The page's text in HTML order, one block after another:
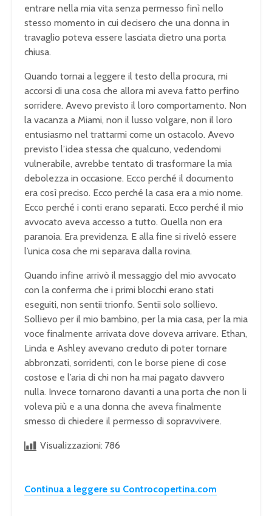
entrare nella mia vita senza permesso finì nello
stesso momento in cui decisero che una donna in
travaglio poteva essere lasciata dietro una porta
chiusa.
Quando tornai a leggere il testo della procura, mi
accorsi di una cosa che allora mi aveva fatto perfino
sorridere. Avevo previsto il loro comportamento. Non
la vacanza a Miami, non il lusso volgare, non il loro
entusiasmo nel trattarmi come un ostacolo. Avevo
previsto l’idea stessa che qualcuno, vedendomi
vulnerabile, avrebbe tentato di trasformare la mia
debolezza in occasione. Ecco perché il documento
era così preciso. Ecco perché la casa era a mio nome.
Ecco perché i conti erano separati. Ecco perché il mio
avvocato aveva accesso a tutto. Quella non era
paranoia. Era previdenza. E alla fine si rivelò essere
l’unica cosa che mi separava dalla rovina.
Quando infine arrivò il messaggio del mio avvocato
con la conferma che i primi blocchi erano stati
eseguiti, non sentii trionfo. Sentii solo sollievo.
Sollievo per il mio bambino, per la mia casa, per la mia
voce finalmente arrivata dove doveva arrivare. Ethan,
Linda e Ashley avevano creduto di poter tornare
abbronzati, sorridenti, con le borse piene di cose
costose e l’aria di chi non ha mai pagato davvero
nulla. Invece tornarono davanti a una porta che non li
voleva più e a una donna che aveva finalmente
smesso di chiedere il permesso di sopravvivere.
Visualizzazioni: 786
Continua a leggere su Controcopertina.com